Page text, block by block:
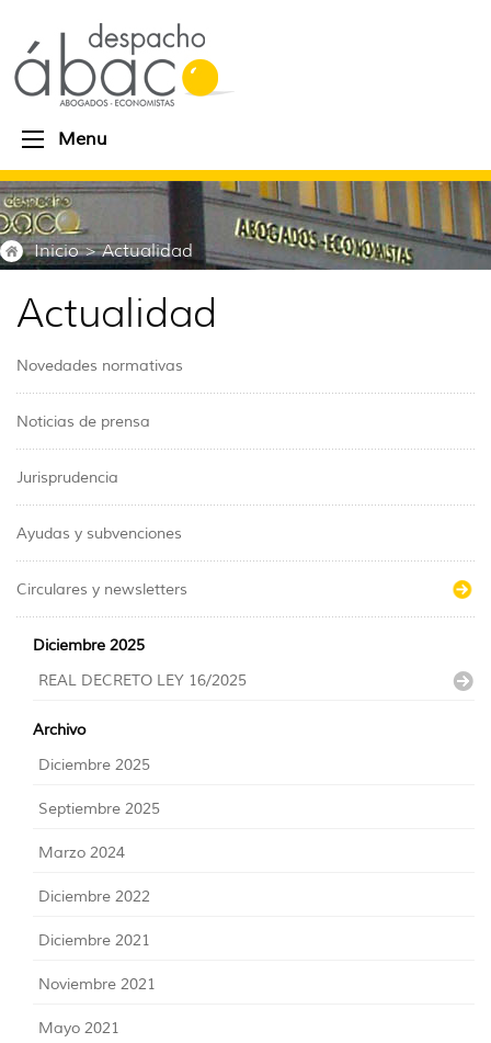
Menu
Inicio> Actualidad
Actualidad
Novedades normativas
Noticias de prensa
Jurisprudencia
Ayudas y subvenciones
Circulares y newsletters
Diciembre 2025
REAL DECRETO LEY 16/2025
Archivo
Diciembre 2025
Septiembre 2025
Marzo 2024
Diciembre 2022
Diciembre 2021
Noviembre 2021
Mayo 2021